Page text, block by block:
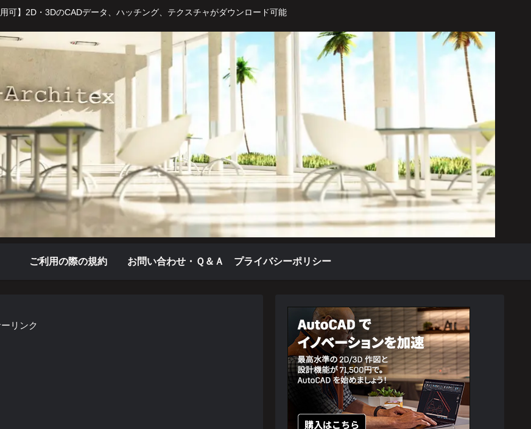
用可】2D・3DのCADデータ、ハッチング、テクスチャがダウンロード可能
ご利用の際の規約 お問い合わせ・Ｑ＆Ａ プライバシーポリシー
リンク